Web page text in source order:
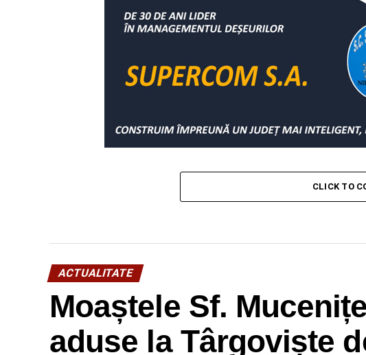
CLICK TO
ACTUALITATE
Moaștele Sf.
aduse la Târgoviște